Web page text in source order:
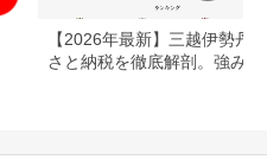
【2026年最新】三越伊勢丹
さと納税を徹底解剖。強みと